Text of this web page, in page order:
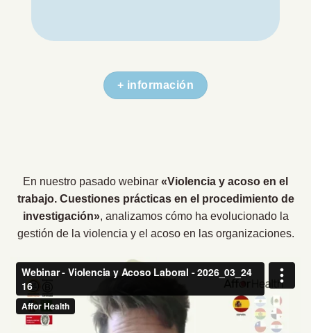
+ información
En nuestro pasado webinar «Violencia y acoso en el
trabajo. Cuestiones prácticas en el procedimiento de
investigación», analizamos cómo ha evolucionado la
gestión de la violencia y el acoso en las organizaciones.